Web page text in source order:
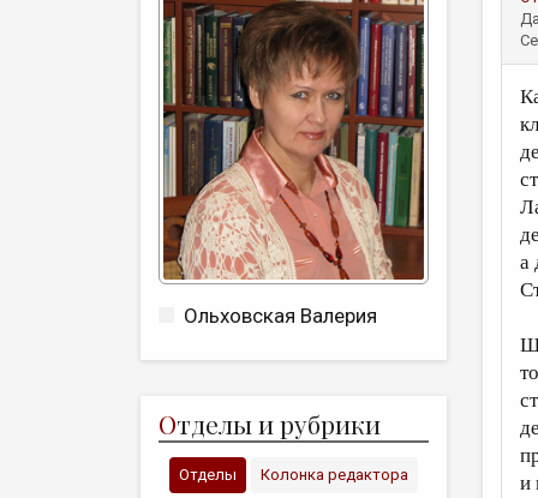
Ольховская Валерия
Отделы и рубрики
Отделы Колонка редактора
а
и